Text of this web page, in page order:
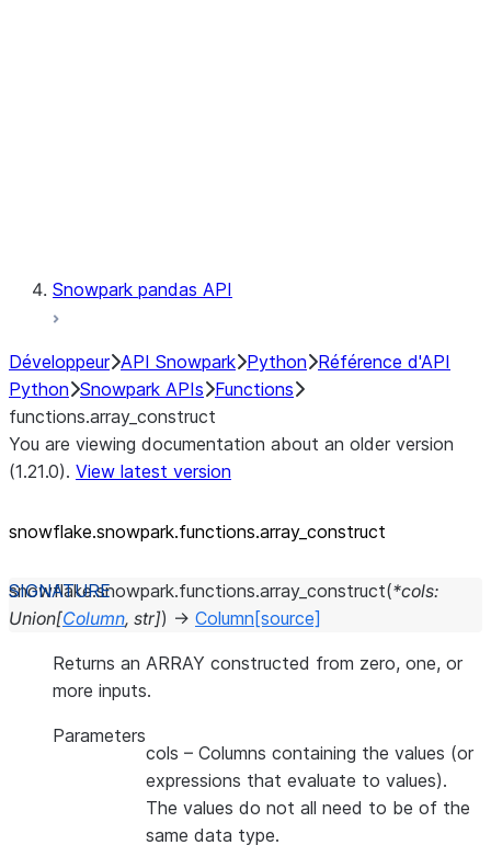
Snowpark pandas API
Développeur API Snowpark Python Référence d'API
Python Snowpark APIs Functions
functions.array_construct
You are viewing documentation about an older version
(1.21.0). View latest version
snowflake.snowpark.functions.array_ construct
snowflake.snowpark.functions.array_construct(*cols:
Union[Column, str]) → Column [source]
Returns an ARRAY constructed from zero, one, or
more inputs.
Parameters
cols – Columns containing the values (or
expressions that evaluate to values).
The values do not all need to be of the
same data type.